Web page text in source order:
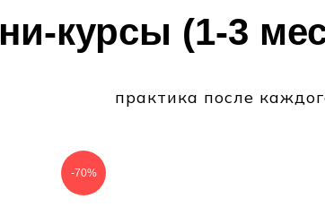
курсы (1-3
практика после
-70%